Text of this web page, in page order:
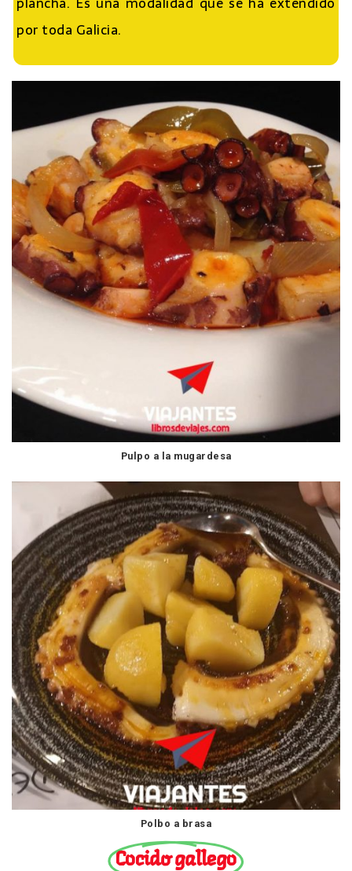
por toda Galicia.
Pulpo a la mugardesa
Polbo a brasa
Cocido gallego